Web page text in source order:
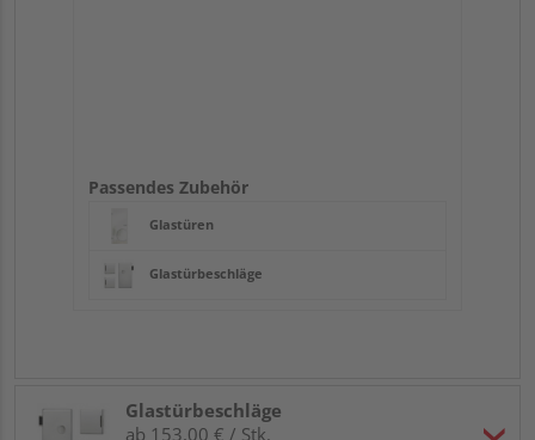
Passendes Zubehör
Glastüren
Glastürbeschläge
Glastürbeschläge
ab 153,00 € / Stk.